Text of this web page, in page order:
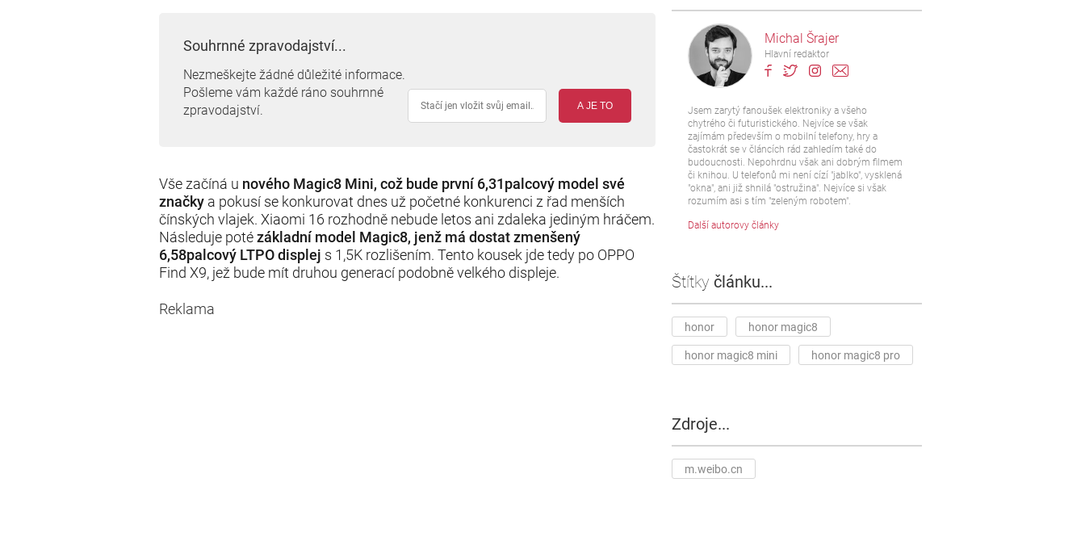
Souhrnné zpravodajství...
Nezmeškejte žádné důležité informace.
Pošleme vám každé ráno souhrnné
zpravodajství.
A JE TO
Vše začíná u nového Magic8 Mini, což bude první 6,31palcový model své
značky a pokusí se konkurovat dnes už početné konkurenci z řad menších
čínských vlajek. Xiaomi 16 rozhodně nebude letos ani zdaleka jediným hráčem.
Následuje potézákladní model Magic8, jenž má dostat zmenšený
6,58palcový LTPO displej s 1,5K rozlišením. Tento kousek jde tedy po OPPO
Find X9, jež bude mít druhou generací podobně velkého displeje.
Reklama
Michal Šrajer
Hlavní redaktor
Jsem zarytý fanoušek elektroniky a všeho
chytrého či futuristického. Nejvíce se však
zajímám především o mobilní telefony, hry a
častokrát se v článcích rád zahledím také do
budoucnosti. Nepohrdnu však ani dobrým filmem
či knihou. U telefonů mi není cízí "jablko", vysklená
"okna", ani již shnilá "ostružina". Nejvíce si však
rozumím asi s tím "zeleným robotem".
Další autorovy články
Štítky článku...
honor honor magic8
honor magic8 mini honor magic8 pro
Zdroje...
m.weibo.cn